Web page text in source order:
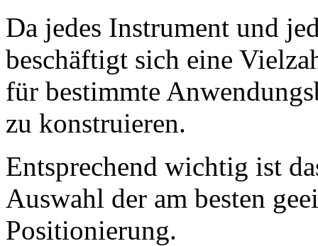
Da jedes Instrument und
beschäftigt sich eine
für bestimmte
zu konstruieren.
Entsprechend wichtig ist
Auswahl der am besten
Positionierung.